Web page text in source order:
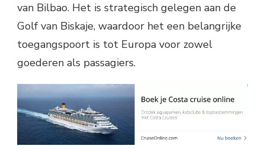
van Bilbao. Het is strategisch gelegen aan de
Golf van Biskaje, waardoor het een belangrijke
toegangspoort is tot Europa voor zowel
goederen als passagiers.